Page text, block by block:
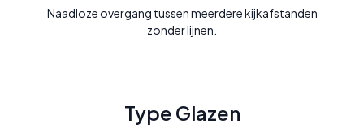
Naadloze overgang tussen meerdere kijkafstanden
zonder lijnen.
Type Glazen